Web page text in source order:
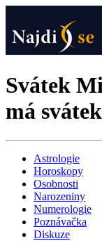
Svátek
má
Astrologie
Horoskopy
Osobnosti
Narozeniny
Numerologie
Poznávačka
Diskuze